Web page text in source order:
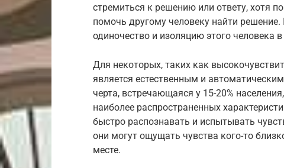
стремиться к решению или ответу, хотя
помочь другому человеку найти
одиночество и изоляцию этого человека
Для некоторых, таких как
является естественным и
черта, встречающаяся у 15-20%
наиболее распространенных
быстро распознавать и испытывать
они могут ощущать чувства кого-то
месте.